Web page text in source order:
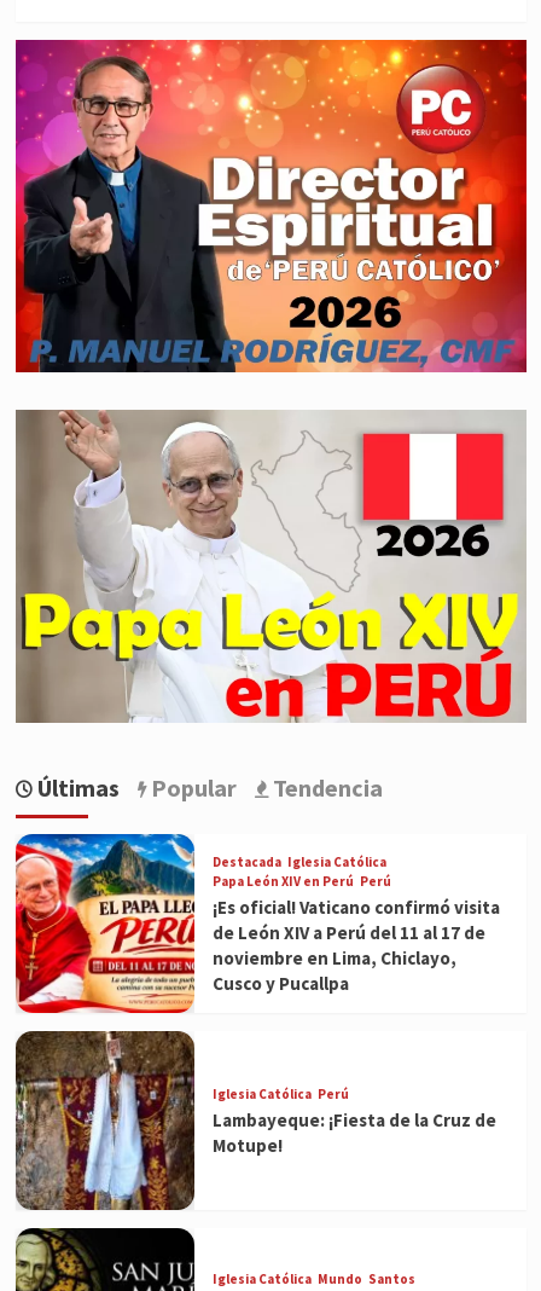
Últimas Popular Tendencia
Destacada Iglesia Católica
Papa León XIV en Perú Perú
¡Es oficial! Vaticano confirmó visita
de León XIV a Perú del 11 al 17 de
noviembre en Lima, Chiclayo,
Cusco y Pucallpa
Iglesia Católica Perú
Lambayeque: ¡Fiesta de la Cruz de
Motupe!
Iglesia Católica Mundo Santos